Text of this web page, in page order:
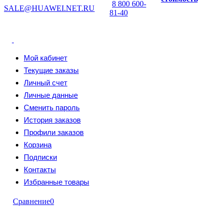
SALE@HUAWEI.NET.RU
8 800 600-
81-40
Мой кабинет
Текущие заказы
Личный счет
Личные данные
Сменить пароль
История заказов
Профили заказов
Корзина
Подписки
Контакты
Избранные товары
Сравнение0